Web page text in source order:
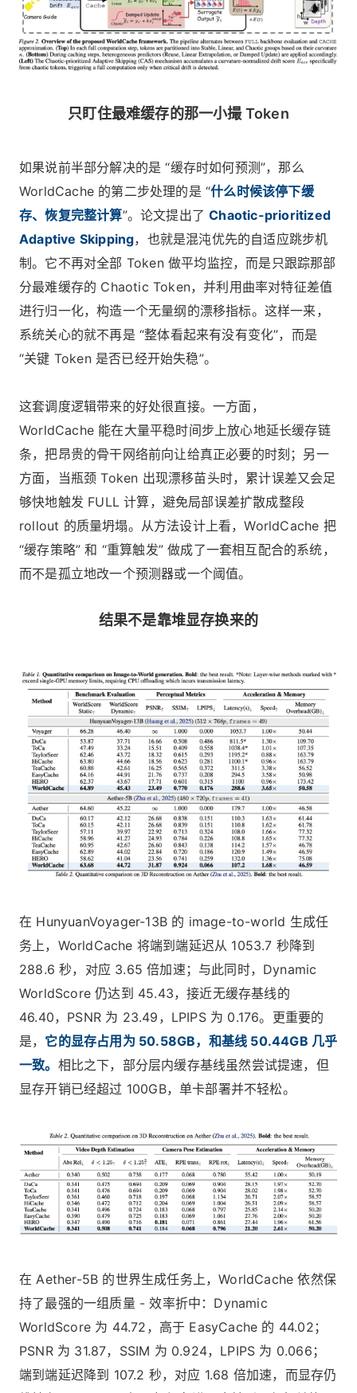
只盯住最难缓存的那一小撮 Token
如果说前半部分解决的是 “缓存时如何预测”，那么
WorldCache 的第二步处理的是 “什么时候该停下缓
存、恢复完整计算”。论文提出了Chaotic-prioritized
Adaptive Skipping，也就是混沌优先的自适应跳步机
制。它不再对全部 Token 做平均监控，而是只跟踪那部
分最难缓存的 Chaotic Token，并利用曲率对特征差值
进行归一化，构造一个无量纲的漂移指标。这样一来，
系统关心的就不再是 “整体看起来有没有变化”，而是
“关键 Token 是否已经开始失稳”。
这套调度逻辑带来的好处很直接。一方面，
WorldCache 能在大量平稳时间步上放心地延长缓存链
条，把昂贵的骨干网络前向让给真正必要的时刻；另一
方面，当瓶颈 Token 出现漂移苗头时，累计误差又会足
够快地触发 FULL 计算，避免局部误差扩散成整段
rollout 的质量坍塌。从方法设计上看，WorldCache 把
“缓存策略” 和 “重算触发” 做成了一套相互配合的系统，
而不是孤立地改一个预测器或一个阈值。
结果不是靠堆显存换来的
在 HunyuanVoyager-13B 的 image-to-world 生成任
务上，WorldCache 将端到端延迟从 1053.7 秒降到
288.6 秒，对应 3.65 倍加速；与此同时，Dynamic
WorldScore 仍达到 45.43，接近无缓存基线的
46.40，PSNR 为 23.49，LPIPS 为 0.176。更重要的
是， 它的显存占用为 50.58GB，和基线 50.44GB 几乎
一致。 相比之下，部分层内缓存基线虽然尝试提速，但
显存开销已经超过 100GB，单卡部署并不轻松。
在 Aether-5B 的世界生成任务上，WorldCache 依然保
持了最强的一组质量 - 效率折中：Dynamic
WorldScore 为 44.72，高于 EasyCache 的 44.02；
PSNR 为 31.87，SSIM 为 0.924，LPIPS 为 0.066；
端到端延迟降到 107.2 秒，对应 1.68 倍加速，而显存仍